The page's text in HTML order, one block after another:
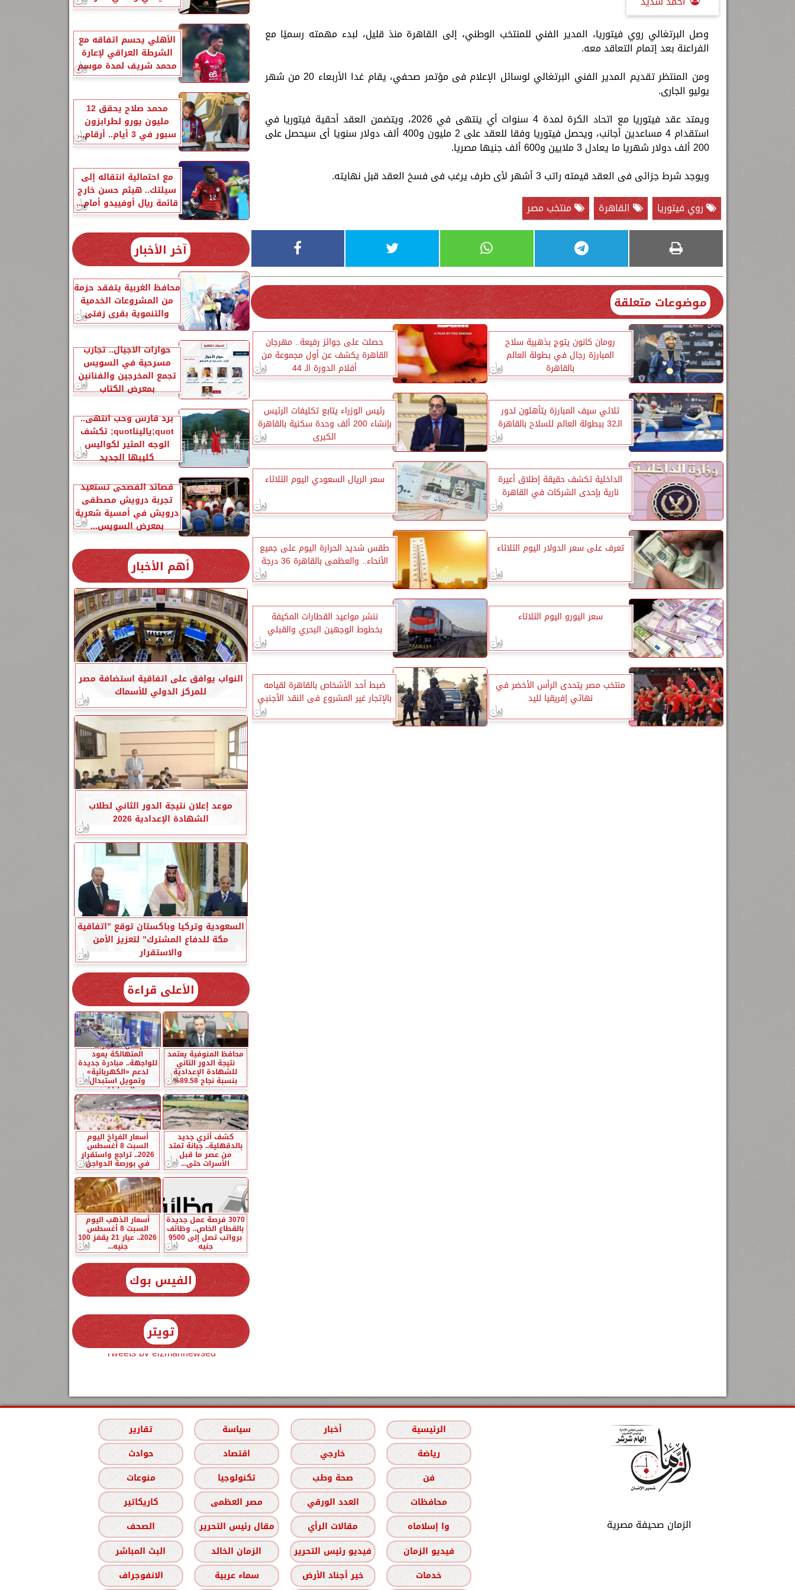
وصل البرتغالي روي فيتوريا، المدير الفني للمنتخب الوطني، إلى القاهرة منذ قليل، لبدء مهمته رسميًا مع
الفراعنة بعد إتمام التعاقد معه.
ومن المنتظر تقديم المدير الفني البرتغالي لوسائل الإعلام فى مؤتمر صحفي، يقام غدا الأربعاء 20 من شهر
يوليو الجارى.
ويمتد عقد فيتوريا مع اتحاد الكرة لمدة 4 سنوات أي ينتهى في 2026، ويتضمن العقد أحقية فيتوريا في
استقدام 4 مساعدين أجانب، ويحصل فيتوريا وفقا للعقد على 2 مليون و400 ألف دولار سنويا أى سيحصل على
200 ألف دولار شهريا ما يعادل 3 ملايين و600 ألف جنيها مصريا.
ويوجد شرط جزائى فى العقد قيمته راتب 3 أشهر لأى طرف يرغب فى فسخ العقد قبل نهايته.
روي فيتوريا
القاهرة منتخب مصر
موضوعات متعلقة
رومان كانون يتوج بذهبية سلاح
المبارزة رجال في بطولة العالم
بالقاهرة
حصلت على جوائز رفيعة.. مهرجان
القاهرة يكشف عن أول مجموعة من
أفلام الدورة الـ 44
ثلاثي سيف المبارزة يتأهلون لدور
الـ32 ببطولة العالم للسلاح بالقاهرة
رئيس الوزراء يتابع تكليفات الرئيس
بإنشاء 200 ألف وحدة سكنية بالقاهرة
الكبرى
الداخلية تكشف حقيقة إطلاق أعيرة
نارية بإحدى الشركات في القاهرة
سعر الريال السعودي اليوم الثلاثاء
تعرف على سعر الدولار اليوم الثلاثاء
طقس شديد الحرارة اليوم على جميع
الأنحاء.. والعظمى بالقاهرة 36 درجة
سعر اليورو اليوم الثلاثاء
ننشر مواعيد القطارات المكيفة
بخطوط الوجهين البحري والقبلي
منتخب مصر يتحدى الرأس الأخضر في
نهائي إفريقيا لليد
ضبط أحد الأشخاص بالقاهرة لقيامه
بالإتجار غير المشروع فى النقد الأجنبي
الأهلي يحسم اتفاقه مع
الشرطة العراقي لإعارة
محمد شريف لمدة موسم
محمد صلاح يحقق 12
مليون يورو لطرابزون
سبور في 3 أيام.. أرقام...
مع احتمالية انتقاله إلى
سيلتك.. هيثم حسن خارج
قائمة ريال أوفييدو أمام...
آخر الأخبار
محافظ الغربية يتفقد حزمة
من المشروعات الخدمية
والتنموية بقرى زفتى
حوارات الأجيال.. تجارب
مسرحية في السويس
تجمع المخرجين والفنانين
بمعرض الكتاب
برد قارس وحب انتهى..
quot;ياليناquot; تكشف
الوجه المثير لكواليس
كليبها الجديد
قصائد الفصحى تستعيد
تجربة درويش مصطفى
درويش في أمسية شعرية
بمعرض السويس...
أهم الأخبار
النواب يوافق على اتفاقية استضافة مصر
للمركز الدولي للأسماك
موعد إعلان نتيجة الدور الثاني لطلاب
الشهادة الإعدادية 2026
السعودية وتركيا وباكستان توقع ”اتفاقية
مكة للدفاع المشترك” لتعزيز الأمن
والاستقرار
الأعلى قراءة
محافظ المنوفية يعتمد
نتيجة الدور الثاني
للشهادة الإعدادية
بنسبة نجاح 89.58%
إحلال السيارات
المتهالكة يعود
للواجهة.. مبادرة جديدة
لدعم «الكهربائية»
وتمويل استبدال
السيارات...
كشف أثري جديد
بالدقهلية.. جبانة تمتد
من عصر ما قبل
الأسرات حتى...
أسعار الفراخ اليوم
السبت 8 أغسطس
2026.. تراجع واستقرار
في بورصة الدواجن
3070 فرصة عمل جديدة
بالقطاع الخاص.. وظائف
برواتب تصل إلى 9500
جنيه
أسعار الذهب اليوم
السبت 8 أغسطس
2026.. عيار 21 يقفز 100
جنيه...
الفيس بوك
تويتر
Tweets by elzmannewseg
الزمان صحيفة مصرية
الرئيسية أخبار سياسة
تقارير
رياضة
خارجي اقتصاد
حوادث
فن
صحة وطب تكنولوجيا
منوعات
محافظات
العدد الورقي مصر العظمى
كاريكاتير
وا إسلاماه
مقالات الرأي مقال رئيس التحرير
الصحف
فيديو الزمان
فيديو رئيس التحرير الزمان الخالد
البث المباشر
خدمات
خير أجناد الأرض سماء عربية الانفوجراف